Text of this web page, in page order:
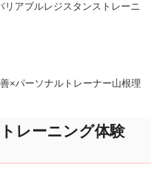
アブルレジスタンストレーニ
×パーソナルトレーナー山根理
レーニング体験